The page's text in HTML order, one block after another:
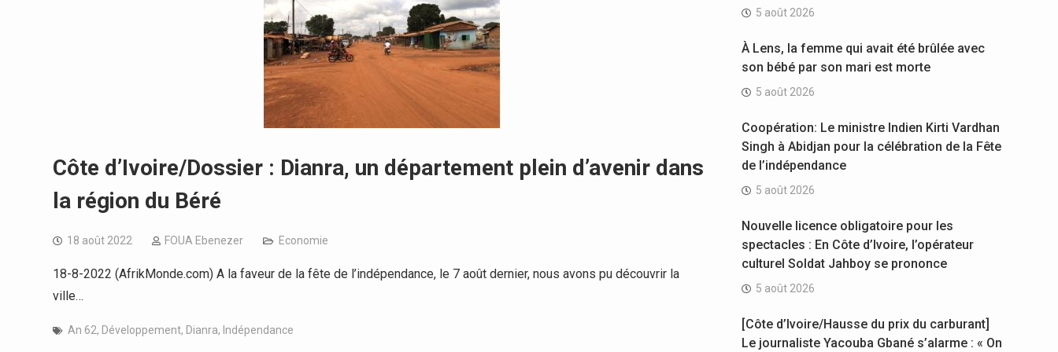
Côte d’Ivoire/Dossier : Dianra, un département plein d’avenir dans
la région du Béré
18 août 2022 FOUA Ebenezer Economie
18-8-2022 (AfrikMonde.com) A la faveur de la fête de l’indépendance, le 7 août dernier, nous avons pu découvrir la
ville…
An 62, Développement, Dianra, Indépendance
5 août 2026
À Lens, la femme qui avait été brûlée avec
son bébé par son mari est morte
5 août 2026
Coopération: Le ministre Indien Kirti Vardhan
Singh à Abidjan pour la célébration de la Fête
de l’indépendance
5 août 2026
Nouvelle licence obligatoire pour les
spectacles : En Côte d’Ivoire, l’opérateur
culturel Soldat Jahboy se prononce
5 août 2026
[Côte d’Ivoire/Hausse du prix du carburant]
Le journaliste Yacouba Gbané s’alarme : « On